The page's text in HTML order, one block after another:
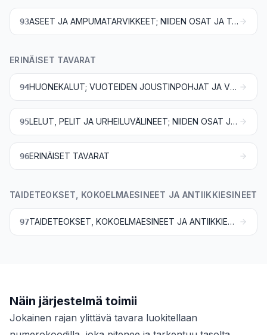
93 ASEET JA AMPUMATARVIKKEET; NIIDEN OSAT JA TARVIKKEET
ERINÄISET TAVARAT
94 HUONEKALUT; VUOTEIDEN JOUSTINPOHJAT JA VUODEVARUSTEET, KUTEN PATJAT JA TYYNYT, SEKÄ NIIDEN KALTAISET PEHMUSTETUT SISUSTUSTAVARAT; VALAISIMET JA VALAISTUSVARUSTEET, MUUALLE KUULUMATTOMAT; VALOKILVET JA NIIDEN KALTAISET TAVARAT; TEHDASVALMISTEISET RAKENNUKSET
95 LELUT, PELIT JA URHEILUVÄLINEET; NIIDEN OSAT JA TARVIKKEET
96ERINÄISET TAVARAT
TAIDETEOKSET, KOKOELMAESINEET JA ANTIIKKIESINEET
97 TAIDETEOKSET, KOKOELMAESINEET JA ANTIIKKIESINEET
Näin järjestelmä toimii
Jokainen rajan ylittävä tavara luokitellaan